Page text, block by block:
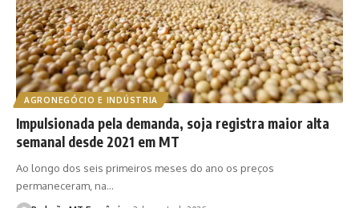
AGRONEGÓCIO E INDÚSTRIA
Impulsionada pela demanda, soja registra maior alta
semanal desde 2021 em MT
Ao longo dos seis primeiros meses do ano os preços
permaneceram, na…